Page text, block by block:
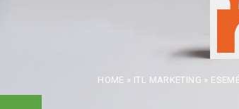
HOME » ITL MARKETING »